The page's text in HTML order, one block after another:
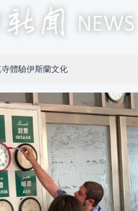
體驗伊斯蘭文化